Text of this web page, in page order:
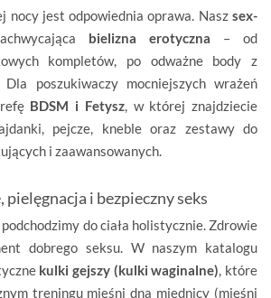
nocy jest odpowiednia oprawa. Nasz sex-
bielizna erotyczna – od
kompletów, po odważne body z
poszukiwaczy mocniejszych wrażeń
BDSM i Fetysz, w której znajdziecie
pejcze, kneble oraz zestawy do
i zaawansowanych.
i bezpieczny seks
do ciała holistycznie. Zdrowie
dobrego seksu. W naszym katalogu
kulki gejszy (kulki waginalne), które
treningu mięśni dna miednicy (mięśni